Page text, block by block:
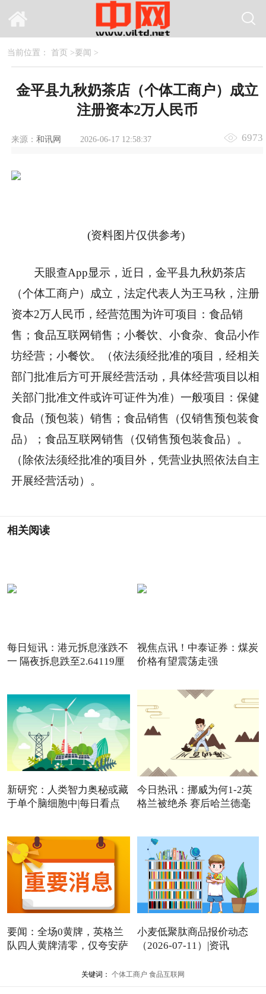
当前位置： 首页 >要闻 >
金平县九秋奶茶店（个体工商户）成立
注册资本2万人民币
来源： 和讯网 2026-06-17 12:58:37 6973
(资料图片仅供参考)
天眼查App显示，近日，金平县九秋奶茶店
（个体工商户）成立，法定代表人为王马秋，注册
资本2万人民币，经营范围为许可项目：食品销
售；食品互联网销售；小餐饮、小食杂、食品小作
坊经营；小餐饮。（依法须经批准的项目，经相关
部门批准后方可开展经营活动，具体经营项目以相
关部门批准文件或许可证件为准）一般项目：保健
食品（预包装）销售；食品销售（仅销售预包装食
品）；食品互联网销售（仅销售预包装食品）。
（除依法须经批准的项目外，凭营业执照依法自主
开展经营活动）。
相关阅读
每日短讯：港元拆息涨跌不
一 隔夜拆息跌至2.64119厘
视焦点讯！中泰证券：煤炭
价格有望震荡走强
新研究：人类智力奥秘或藏
于单个脑细胞中|每日看点
今日热讯：挪威为何1-2英
格兰被绝杀 赛后哈兰德毫
要闻：全场0黄牌，英格兰
队四人黄牌清零，仅夸安萨
小麦低聚肽商品报价动态
（2026-07-11）|资讯
关键词： 个体工商户 食品互联网